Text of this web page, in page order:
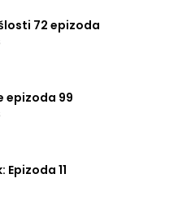
72 epizoda
epizoda 99
Epizoda 11